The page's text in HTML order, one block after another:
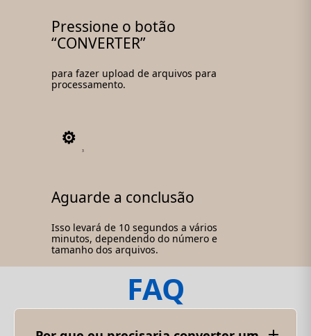
Pressione o botão
“CONVERTER”
para fazer upload de arquivos para
processamento.
3
Aguarde a conclusão
Isso levará de 10 segundos a vários
minutos, dependendo do número e
tamanho dos arquivos.
FAQ